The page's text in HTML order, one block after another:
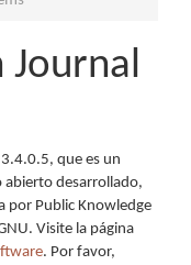
Journal
que es un
abierto desarrollado,
por Public Knowledge
Visite la página
. Por favor,